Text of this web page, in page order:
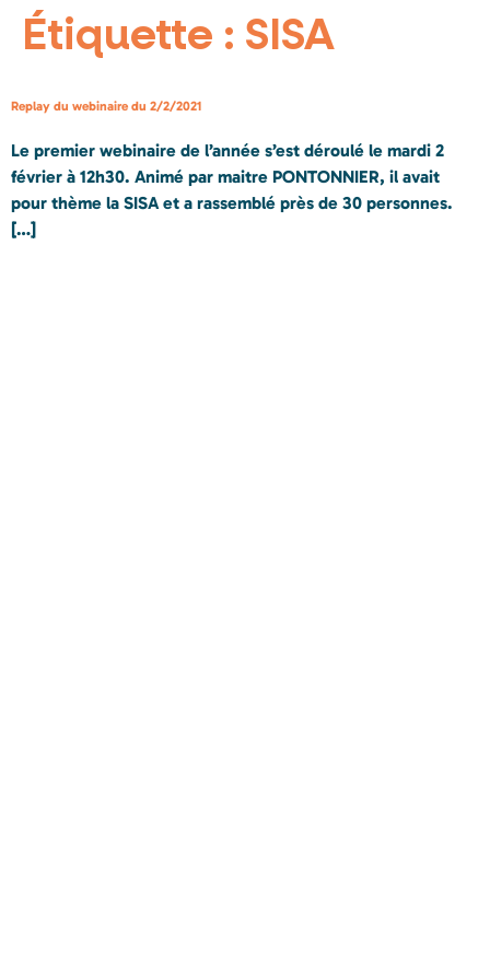
Étiquette : SISA
Replay du webinaire du 2/2/2021
Le premier webinaire de l’année s’est déroulé le mardi 2
février à 12h30. Animé par maitre PONTONNIER, il avait
pour thème la SISA et a rassemblé près de 30 personnes.
[…]